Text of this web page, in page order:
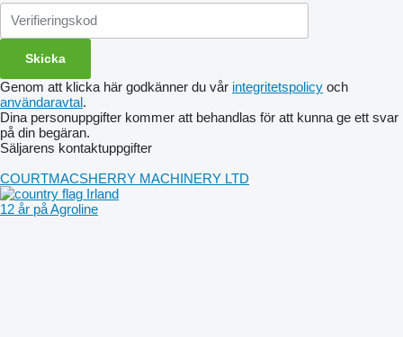
Genom att klicka här godkänner du vår integritetspolicy och
användaravtal.
Dina personuppgifter kommer att behandlas för att kunna ge ett svar
på din begäran.
Säljarens kontaktuppgifter
COURTMACSHERRY MACHINERY LTD
Irland
12 år på Agroline